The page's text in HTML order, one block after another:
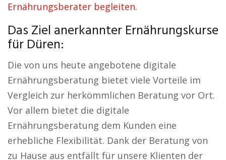
Ernährungsberater begleiten.
Das Ziel anerkannter Ernährungskurse
für Düren:
Die von uns heute angebotene digitale
Ernährungsberatung bietet viele Vorteile im
Vergleich zur herkömmlichen Beratung vor Ort.
Vor allem bietet die digitale
Ernährungsberatung dem Kunden eine
erhebliche Flexibilität. Dank der Beratung von
zu Hause aus entfällt für unsere Klienten der